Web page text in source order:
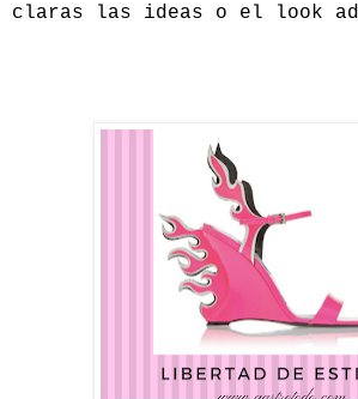
claras las ideas o el look